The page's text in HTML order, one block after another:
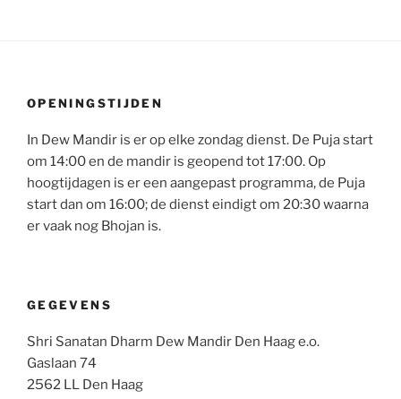
OPENINGSTIJDEN
In Dew Mandir is er op elke zondag dienst. De Puja start
om 14:00 en de mandir is geopend tot 17:00. Op
hoogtijdagen is er een aangepast programma, de Puja
start dan om 16:00; de dienst eindigt om 20:30 waarna
er vaak nog Bhojan is.
GEGEVENS
Shri Sanatan Dharm Dew Mandir Den Haag e.o.
Gaslaan 74
2562 LL Den Haag